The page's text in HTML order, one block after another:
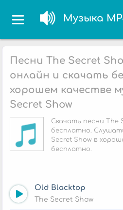
Музыка
Песни The Secret
онлайн и скачать
хорошем качестве
Secret Show
Скачать песни The
бесплатно.
Secret Show в
бесплатно.
Old Blacktop
The Secret Show